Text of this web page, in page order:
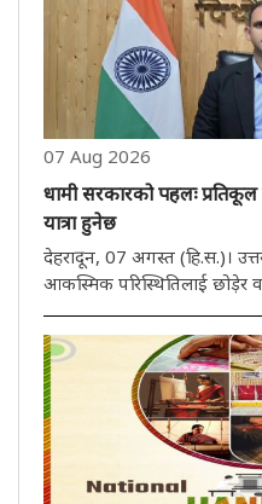
07 Aug 2026
धामी सरकारको पहलः
यात्रा हुनेछ
देहरादून, 07 अगस्त (हि.स.)।
आकस्मिक परिस्थितिलाई छोड़ेर
आदि कैलाश यात्रा सञ्चालन गर्ने
पुष्कर सिंह धामीको निर्देशमा